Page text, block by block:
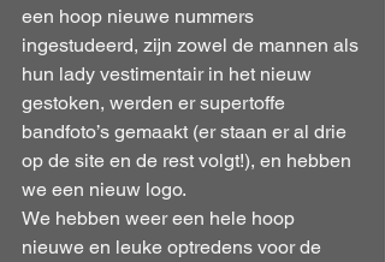
een hoop nieuwe nummers
ingestudeerd, zijn zowel de mannen als
hun lady vestimentair in het nieuw
gestoken, werden er supertoffe
bandfoto’s gemaakt (er staan er al drie
op de site en de rest volgt!), en hebben
we een nieuw logo.
We hebben weer een hele hoop
nieuwe en leuke optredens voor de